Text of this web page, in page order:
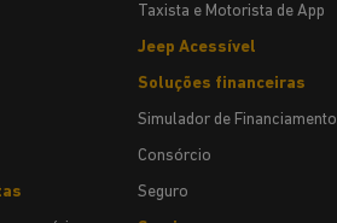
Taxista e Motorista de App
Jeep Acessível
Soluções financeiras
Simulador de Financiamento
Consórcio
Seguro